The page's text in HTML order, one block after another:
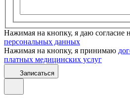
Нажимая на кнопку, я даю согласие
персональных данных
Нажимая на кнопку, я принимаю
платных медицинских услуг
Записаться